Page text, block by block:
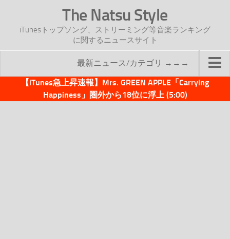
The Natsu Style
iTunesトップソング、ストリーミング等音楽ランキング
に関するニュースサイト
最新ニュース/カテゴリ →→→
【iTunes急上昇速報】Mrs. GREEN APPLE「Carrying
Happiness」圏外から18位に浮上 (5:00)